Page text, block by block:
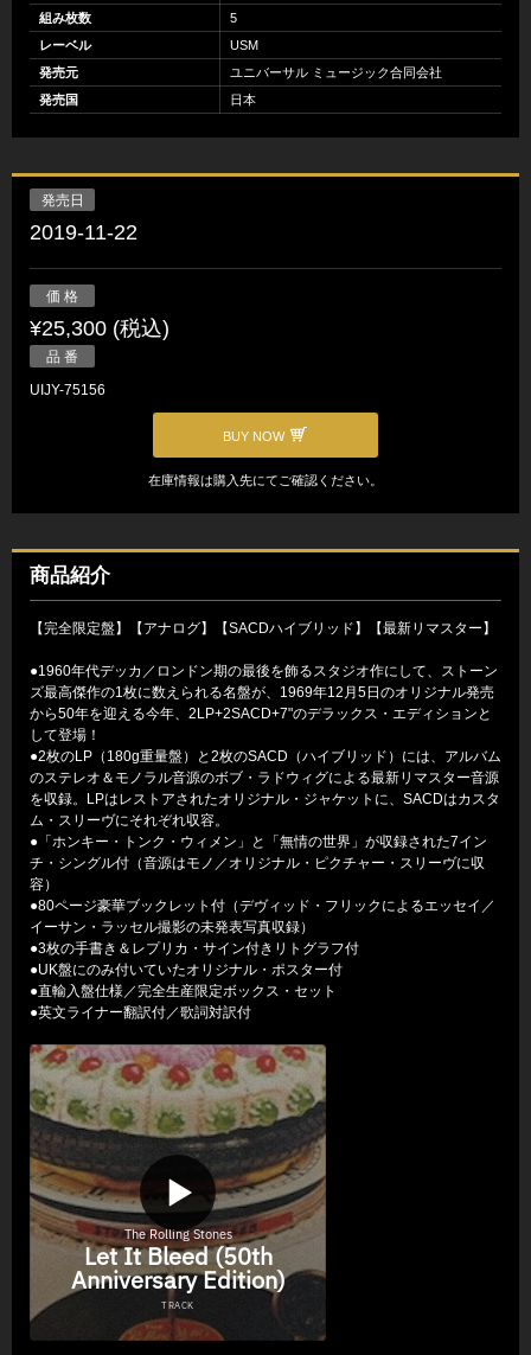
組み枚数
5
レーベル
USM
発売元
ユニバーサル ミュージック合同会社
発売国
日本
発売日
2019-11-22
価 格
¥25,300 (税込)
品 番
UIJY-75156
BUY NOW
在庫情報は購入先にてご確認ください。
商品紹介
【完全限定盤】【アナログ】【SACDハイブリッド】【最新リマスター】
●1960年代デッカ／ロンドン期の最後を飾るスタジオ作にして、ストーン
ズ最高傑作の1枚に数えられる名盤が、1969年12月5日のオリジナル発売
から50年を迎える今年、2LP+2SACD+7"のデラックス・エディションと
して登場！
●2枚のLP（180g重量盤）と2枚のSACD（ハイブリッド）には、アルバム
のステレオ＆モノラル音源のボブ・ラドウィグによる最新リマスター音源
を収録。LPはレストアされたオリジナル・ジャケットに、SACDはカスタ
ム・スリーヴにそれぞれ収容。
●「ホンキー・トンク・ウィメン」と「無情の世界」が収録された7イン
チ・シングル付（音源はモノ／オリジナル・ピクチャー・スリーヴに収
容）
●80ページ豪華ブックレット付（デヴィッド・フリックによるエッセイ／
イーサン・ラッセル撮影の未発表写真収録）
●3枚の手書き＆レプリカ・サイン付きリトグラフ付
●UK盤にのみ付いていたオリジナル・ポスター付
●直輸入盤仕様／完全生産限定ボックス・セット
●英文ライナー翻訳付／歌詞対訳付